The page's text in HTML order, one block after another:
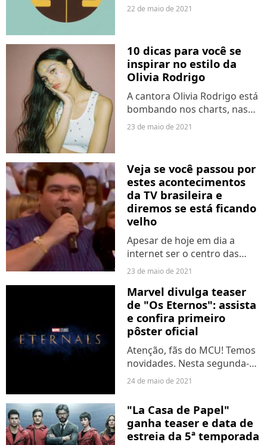
problema. Apesar de todos
uma galera que não vai com
a cara dos geminianos. Pois...
22 de maio de 2021
10 dicas para você se
inspirar no estilo da
Olivia Rodrigo
A cantora Olivia Rodrigo está
bombando nos charts, nas
capas de revistas e no
sexta-feira (21) e todas as
referências deixam bem
claro:...
23 de maio de 2021
Veja se você passou por
estes acontecimentos
da TV brasileira e
diremos se está ficando
velho
Apesar de hoje em dia a
internet ser o centro das
atenções, os programas
marcaram nossas vidas e
ainda fazem parte da rotina
de boa parte dos brasileiros.
Mas é...
23 de maio de 2021
Marvel divulga teaser
de "Os Eternos": assista
e confira primeiro
pôster oficial
Atenção, fãs do MCU! Temos
novidades. Nesta segunda-
feira (24), a Marvel lançou o
estamos loucos para saber o
que vai acontecer no filme,
que tem previsão...
24 de maio de 2021
"La Casa de Papel"
ganha teaser e data de
estreia da 5ª temporada